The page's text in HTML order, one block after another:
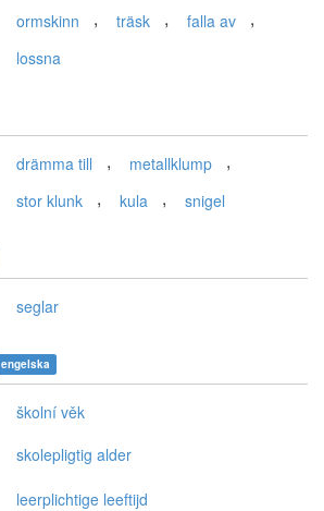
ormskinn , träsk , falla av ,
lossna
drämma till , metallklump ,
stor klunk , kula , snigel
seglar
engelska
školní věk
skolepligtig alder
leerplichtige leeftijd